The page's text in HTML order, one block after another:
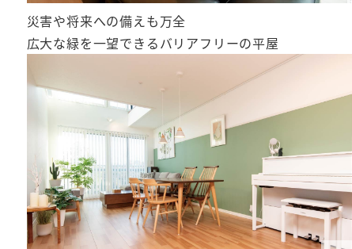
わたしたちの社会貢献活用ー防犯対策への協力ー
警視庁防犯アプリ デジポリス
災害や将来への備えも万全
広大な緑を一望できるバリアフリーの平屋